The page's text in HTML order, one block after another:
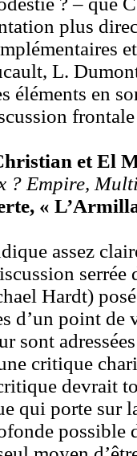
plus
L.
éléments en
et El
? Empire,
«
assez
serrée
Hardt)
d’un point de
sont
critique
devrait
qui porte sur
possible